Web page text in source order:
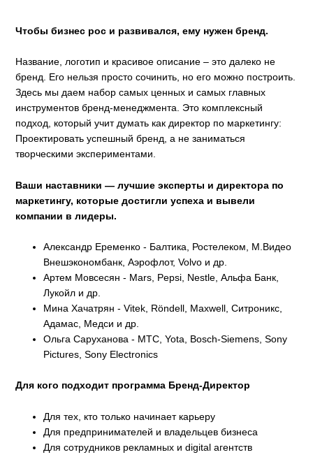
Чтобы бизнес рос и развивался, ему нужен бренд.
Название, логотип и красивое описание – это далеко не
бренд. Его нельзя просто сочинить, но его можно построить.
Здесь мы даем набор самых ценных и самых главных
инструментов бренд-менеджмента. Это комплексный
подход, который учит думать как директор по маркетингу:
Проектировать успешный бренд, а не заниматься
творческими экспериментами.
Ваши наставники — лучшие эксперты и директора по
маркетингу, которые достигли успеха и вывели
компании в лидеры.
Александр Еременко - Балтика, Ростелеком, М.Видео
Внешэкономбанк, Аэрофлот, Volvo и др.
Артем Мовсесян - Mars, Pepsi, Nestle, Альфа Банк,
Лукойл и др.
Мина Хачатрян - Vitek, Röndell, Maxwell, Ситроникс,
Адамас, Медси и др.
Ольга Саруханова - МТС, Yota, Bosch-Siemens, Sony
Pictures, Sony Electronics
Для кого подходит программа Бренд-Директор
Для тех, кто только начинает карьеру
Для предпринимателей и владельцев бизнеса
Для сотрудников рекламных и digital агентств